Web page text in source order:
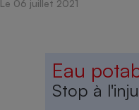
Le 06 juillet 2021
Eau
Stop à